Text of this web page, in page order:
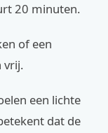
20 minuten.
of een
vrij.
een lichte
dat de